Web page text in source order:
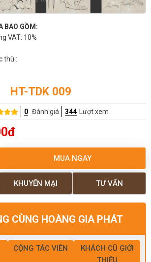
BAO GỒM:
VAT: 10%
thù :
HT-TDK 009
0 Đánh giá 344 Lượt xem
MUA NGAY
TƯ VẤN
KHUYẾN MẠI
CÙNG HOÀNG GIA PHÁT
CỘNG TÁC VIÊN
KHÁCH CŨ GIỚI
THIỆU